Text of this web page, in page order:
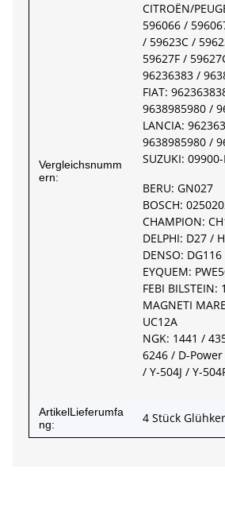
Vergleichsnumm
ern:
CITROËN/
596066 /
/ 59623C /
59627F /
96236383 /
FIAT:
9638985980 /
LANCIA:
9638985980 /
SUZUKI:
BERU: GN027
BOSCH:
CHAMPION:
DELPHI: D27 /
DENSO: DG116
EYQUEM:
FEBI BILSTEIN:
MAGNETI
UC12A
NGK: 1441 /
6246 / D-
/ Y-504J / Y-
ArtikelLieferumfa
ng:
4 Stück